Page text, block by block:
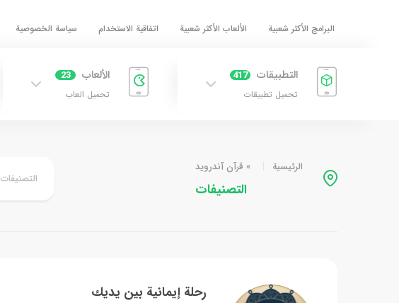
البرامج الأكثر شعبية الألعاب الأكثر شعبية اتفاقية الاستخدام سياسة الخصوصية
التطبيقات 417
تحميل تطبيقات
الألعاب 23
تحميل العاب
الرئيسية » قرآن آندرويد
التصنيفات
التصنيفات
رحلة إيمانية بين يديك